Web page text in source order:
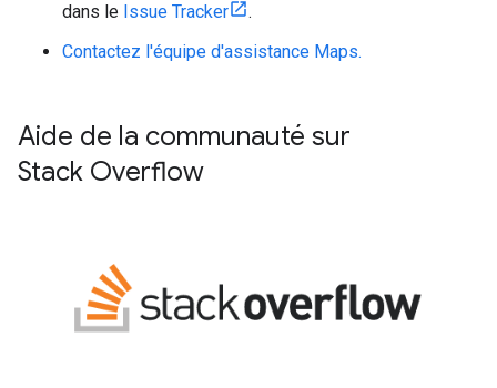
dans le Issue Tracker
.
Contactez l'équipe d'assistance Maps.
Aide de la communauté sur
Stack Overflow